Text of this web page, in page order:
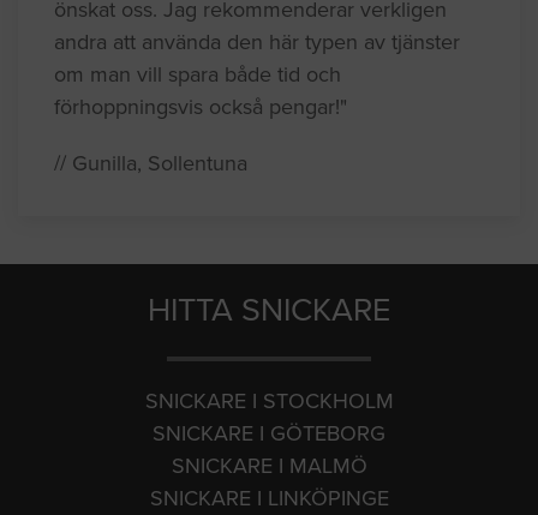
önskat oss. Jag rekommenderar verkligen
andra att använda den här typen av tjänster
om man vill spara både tid och
förhoppningsvis också pengar!"
// Gunilla, Sollentuna
HITTA SNICKARE
SNICKARE I STOCKHOLM
SNICKARE I GÖTEBORG
SNICKARE I MALMÖ
SNICKARE I LINKÖPINGE